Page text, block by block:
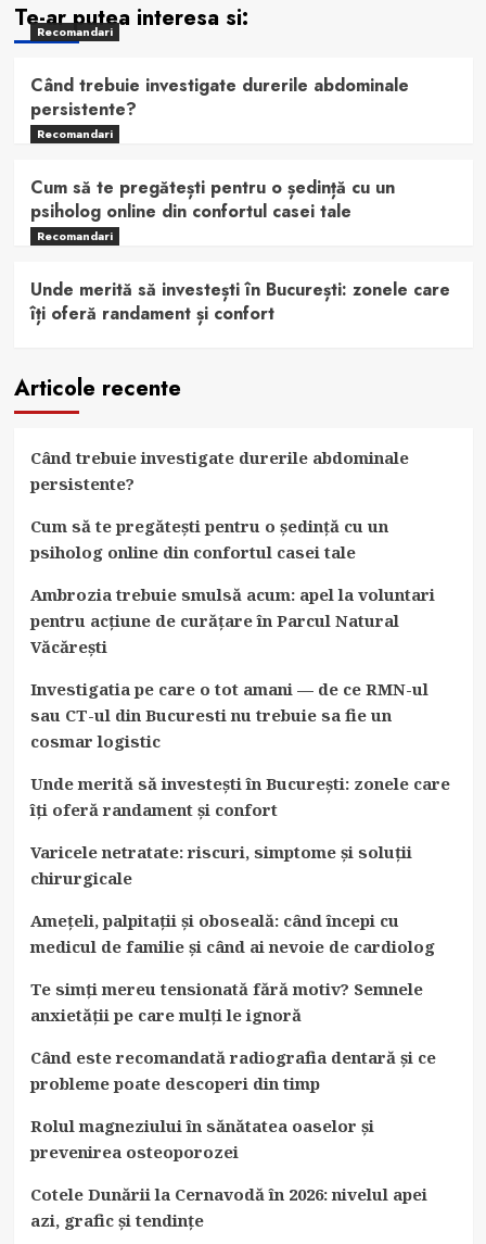
Te-ar putea interesa si:
Recomandari
Când trebuie investigate durerile abdominale
persistente?
Recomandari
Cum să te pregătești pentru o ședință cu un
psiholog online din confortul casei tale
Recomandari
Unde merită să investești în București: zonele care
îți oferă randament și confort
Articole recente
Când trebuie investigate durerile abdominale
persistente?
Cum să te pregătești pentru o ședință cu un
psiholog online din confortul casei tale
Ambrozia trebuie smulsă acum: apel la voluntari
pentru acțiune de curățare în Parcul Natural
Văcărești
Investigatia pe care o tot amani — de ce RMN-ul
sau CT-ul din Bucuresti nu trebuie sa fie un
cosmar logistic
Unde merită să investești în București: zonele care
îți oferă randament și confort
Varicele netratate: riscuri, simptome și soluții
chirurgicale
Amețeli, palpitații și oboseală: când începi cu
medicul de familie și când ai nevoie de cardiolog
Te simți mereu tensionată fără motiv? Semnele
anxietății pe care mulți le ignoră
Când este recomandată radiografia dentară și ce
probleme poate descoperi din timp
Rolul magneziului în sănătatea oaselor și
prevenirea osteoporozei
Cotele Dunării la Cernavodă în 2026: nivelul apei
azi, grafic și tendințe